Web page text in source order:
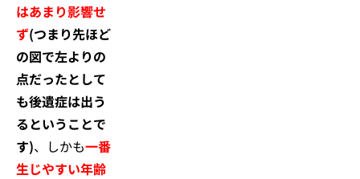
はあまり影響せ
ず(つまり先ほど
の図で左よりの
点だったとして
も後遺症は出う
るということで
す)、しかも一番
生じやすい年齢